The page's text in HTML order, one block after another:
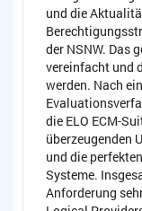
und die
der NSNW. Das
vereinfacht und
werden. Nach
die ELO ECM-
überzeugenden
und die
Systeme.
Anforderung